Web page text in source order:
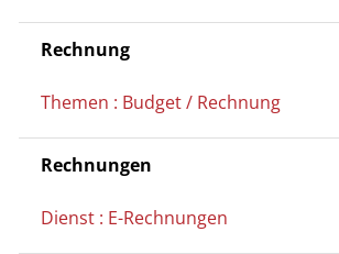
Rechnung
Themen : Budget / Rechnung
Rechnungen
Dienst : E-Rechnungen